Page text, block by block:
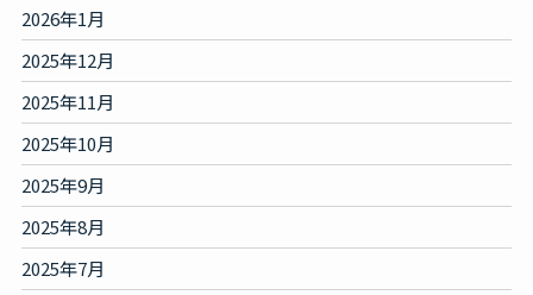
2026年1月
2025年12月
2025年11月
2025年10月
2025年9月
2025年8月
2025年7月